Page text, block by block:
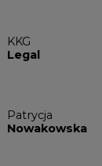
KKG
Legal
Patrycja
Nowakowska